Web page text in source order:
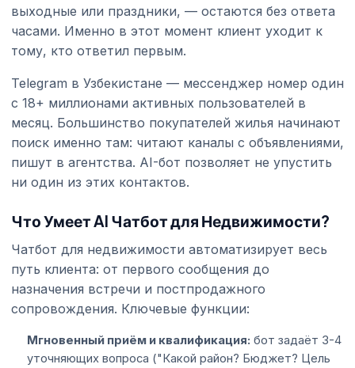
выходные или праздники, — остаются без ответа
часами. Именно в этот момент клиент уходит к
тому, кто ответил первым.
Telegram в Узбекистане — мессенджер номер один
с 18+ миллионами активных пользователей в
месяц. Большинство покупателей жилья начинают
поиск именно там: читают каналы с объявлениями,
пишут в агентства. AI-бот позволяет не упустить
ни один из этих контактов.
Что Умеет AI Чатбот для Недвижимости?
Чатбот для недвижимости автоматизирует весь
путь клиента: от первого сообщения до
назначения встречи и постпродажного
сопровождения. Ключевые функции:
Мгновенный приём и квалификация: бот задаёт 3-4
уточняющих вопроса ("Какой район? Бюджет? Цель